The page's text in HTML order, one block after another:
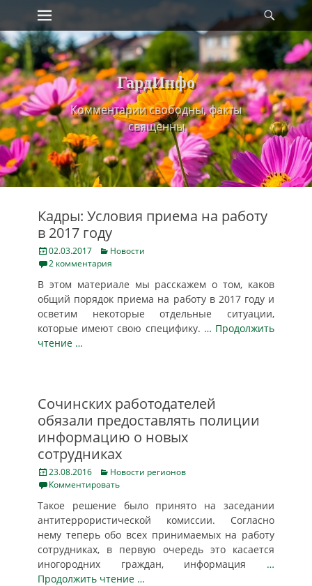
Skip
to
content
Primary Menu
ГардИнфо
Комментарии свободны, факты
священны
Кадры: Условия приема на работу
в 2017 году
Posted
on
02.03.2017 Categories
Новости
2 комментария
В этом материале мы расскажем о том, каков
общий порядок приема на работу в 2017 году и
осветим некоторые отдельные ситуации,
которые имеют свою специфику. … Продолжить
чтение …
Сочинских работодателей
обязали предоставлять полиции
информацию о новых
сотрудниках
Posted
on
23.08.2016 Categories
Новости регионов
Комментировать
Такое решение было принято на заседании
антитеррористической комиссии. Согласно
нему теперь обо всех принимаемых на работу
сотрудниках, в первую очередь это касается
иногородних граждан, информация …
Продолжить чтение …